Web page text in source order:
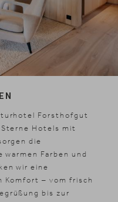
Forsthofgut
Hotels mit
die
Farben und
wir eine
Komfort – vom frisch
bis zur